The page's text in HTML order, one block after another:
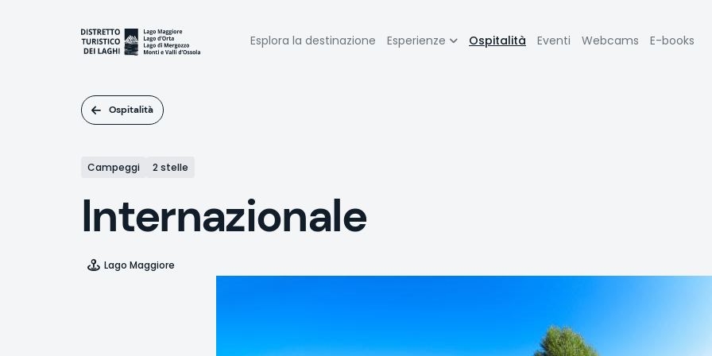
Navigazione
Esplora la destinazione Esperienze Ospitalità Eventi Webcams E-books
Ospitalità
Campeggi 2 stelle
Internazionale
Lago Maggiore